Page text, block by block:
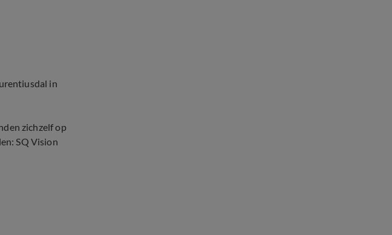
in
zichzelf op
SQ Vision